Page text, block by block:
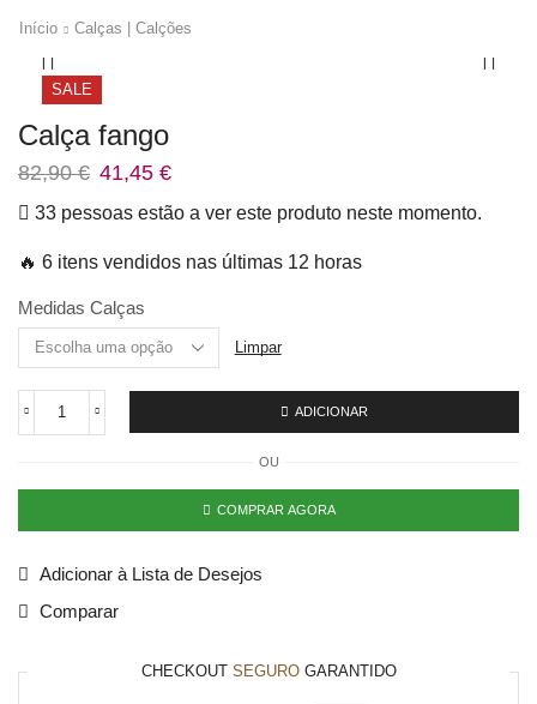
Início Calças | Calções
SALE
Calça fango
82,90€ 41,45 €
33 pessoas estão a ver este produto neste momento.
🔥 6 itens vendidos nas últimas 12 horas
Medidas Calças
Limpar
ADICIONAR
OU
COMPRAR AGORA
Adicionar à Lista de Desejos
Comparar
CHECKOUT SEGUROGARANTIDO